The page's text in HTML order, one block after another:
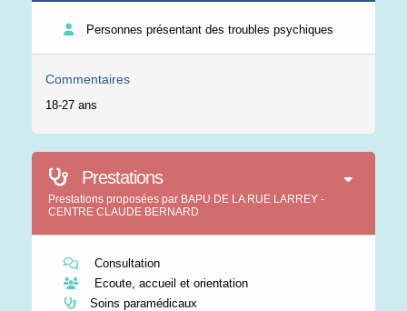
Personnes présentant des troubles psychiques
Commentaires
18-27 ans
Prestations
Prestations proposées par BAPU DE LA RUE LARREY -
CENTRE CLAUDE BERNARD
Consultation
Ecoute, accueil et orientation
Soins paramédicaux